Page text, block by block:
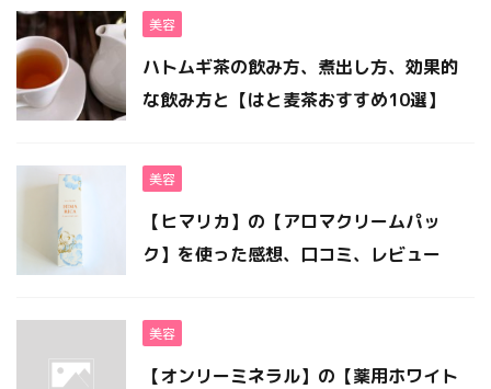
美容
ハトムギ茶の飲み方、煮出し方、効果的
な飲み方と【はと麦茶おすすめ10選】
美容
【ヒマリカ】の【アロマクリームパッ
ク】を使った感想、口コミ、レビュー
美容
【オンリーミネラル】の【薬用ホワイト